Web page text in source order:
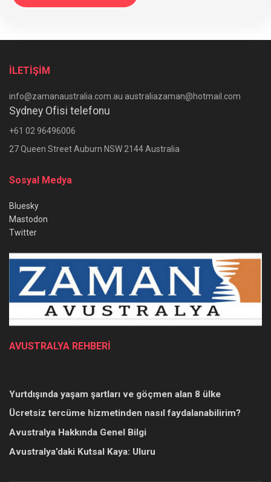
İLETİŞİM
info@zamanaustralia.com.au australiazaman@hotmail.com
Sydney Ofisi telefonu
+61 02 96496006
27 Queen Street Auburn NSW 2144 Australia
Sosyal Medya
Bluesky
Mastodon
Twitter
AVUSTRALYA REHBERİ
Yurtdışında yaşam şartları ve göçmen alan 8 ülke
Ücretsiz tercüme hizmetinden nasıl faydalanabilirim?
Avustralya Hakkında Genel Bilgi
Avustralya’daki Kutsal Kaya: Uluru